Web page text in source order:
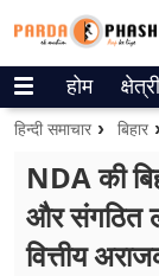
Trending on
वेब स्टोरीज
उत्तर प्रदेश
होम
हिन्दी समाचार बिहार
NDA की
और संगठित
वित्तीय